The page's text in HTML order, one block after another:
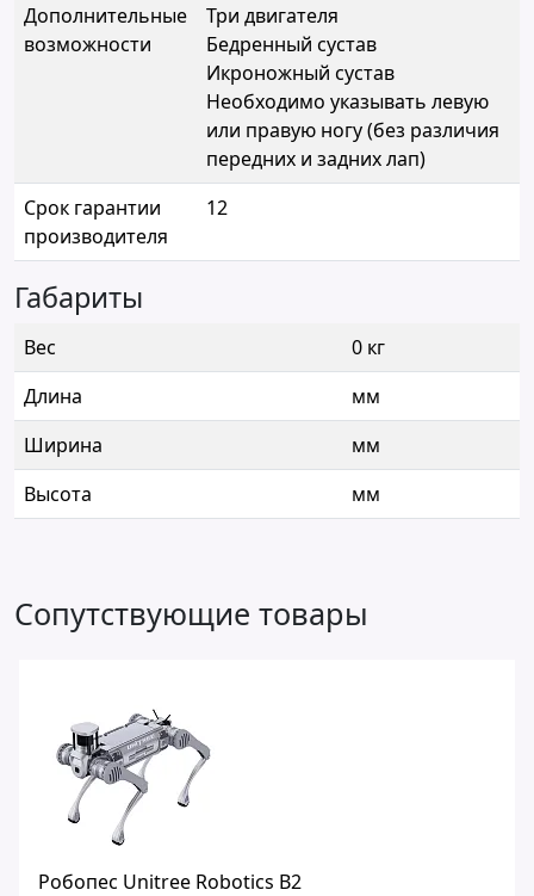
Дополнительные
возможности
Три двигателя
Бедренный сустав
Икроножный сустав
Необходимо указывать левую
или правую ногу (без различия
передних и задних лап)
Срок гарантии
производителя
12
Габариты
Вес
0 кг
Длина
мм
Ширина
мм
Высота
мм
Сопутствующие товары
Робопес Unitree Robotics B2